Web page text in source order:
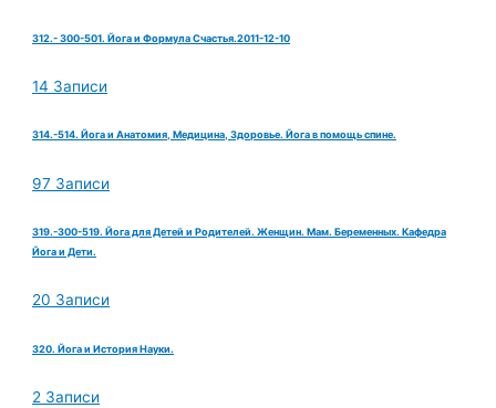
312.- 300-501. Йога и Формула Счастья.2011-12-10
14 Записи
314.-514. Йога и Анатомия, Медицина, Здоровье. Йога в помощь спине.
97 Записи
319.-300-519. Йога для Детей и Родителей. Женщин. Мам. Беременных. Кафедра
Йога и Дети.
20 Записи
320. Йога и История Науки.
2 Записи